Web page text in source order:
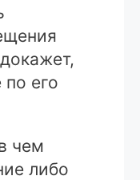
по его
чем
либо